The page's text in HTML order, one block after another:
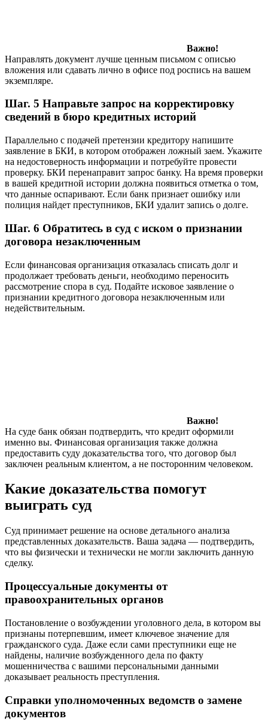
Важно!
Направлять документ лучше ценным письмом с описью
вложения или сдавать лично в офисе под роспись на вашем
экземпляре.
Шаг. 5 Направьте запрос на корректировку
сведений в бюро кредитных историй
Параллельно с подачей претензии кредитору напишите
заявление в БКИ, в котором отображен ложный заем. Укажите
на недостоверность информации и потребуйте провести
проверку. БКИ перенаправит запрос банку. На время проверки
в вашей кредитной истории должна появиться отметка о том,
что данные оспаривают. Если банк признает ошибку или
полиция найдет преступников, БКИ удалит запись о долге.
Шаг. 6 Обратитесь в суд с иском о признании
договора незаключенным
Если финансовая организация отказалась списать долг и
продолжает требовать деньги, необходимо переносить
рассмотрение спора в суд. Подайте исковое заявление о
признании кредитного договора незаключенным или
недействительным.
Важно!
На суде банк обязан подтвердить, что кредит оформили
именно вы. Финансовая организация также должна
предоставить суду доказательства того, что договор был
заключен реальным клиентом, а не посторонним человеком.
Какие доказательства помогут
выиграть суд
Суд принимает решение на основе детального анализа
представленных доказательств. Ваша задача — подтвердить,
что вы физически и технически не могли заключить данную
сделку.
Процессуальные документы от
правоохранительных органов
Постановление о возбуждении уголовного дела, в котором вы
признаны потерпевшим, имеет ключевое значение для
гражданского суда. Даже если сами преступники еще не
найдены, наличие возбужденного дела по факту
мошенничества с вашими персональными данными
доказывает реальность преступления.
Справки уполномоченных ведомств о замене
документов